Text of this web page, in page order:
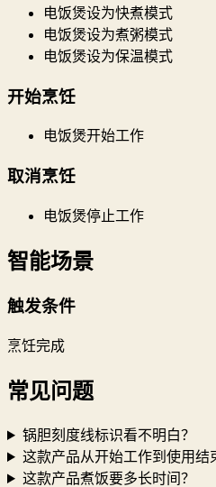
电饭煲设为快煮模式
电饭煲设为煮粥模式
电饭煲设为保温模式
开始烹饪
电饭煲开始工作
取消烹饪
电饭煲停止工作
智能场景
触发条件
烹饪完成
常见问题
锅胆刻度线标识看不明白？
这款产品从开始工作到使用结
这款产品煮饭要多长时间？